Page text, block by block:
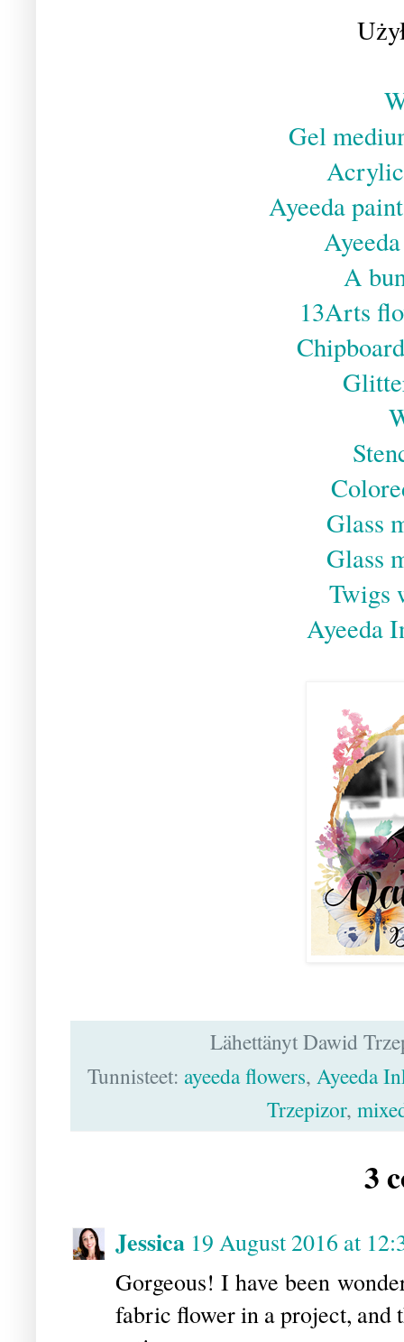
Gel
Ayeeda
A
13Arts
Glass
Glass
Twigs
Ayeeda
LähettänytDawid
Tunnisteet: ayeeda flowers, Ayeeda
Trzepizor,
3
Jessica 19 August 2016 at
Gorgeous! I have been
fabric flower in a project, and